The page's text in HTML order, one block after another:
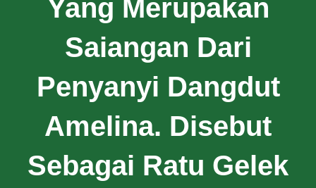
Yang Merupakan
Saiangan Dari
Penyanyi Dangdut
Amelina. Disebut
Sebagai Ratu Gelek